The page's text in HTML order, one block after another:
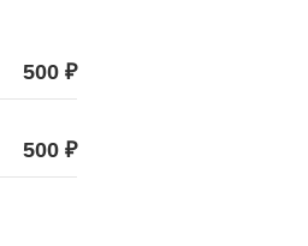
500 ₽
500 ₽